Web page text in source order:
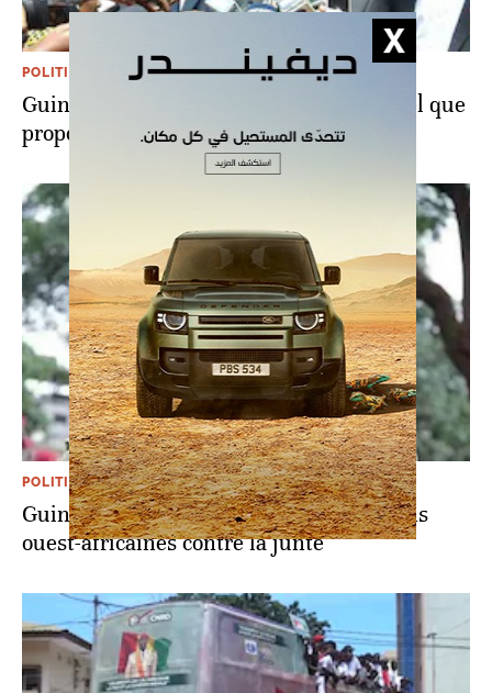
POLITIQUE
Guinée: l'opposition refuse le dialogue tel que
proposé par la junte
POLITIQUE
Guinée: gel des avoirs parmi les sanctions
ouest-africaines contre la junte